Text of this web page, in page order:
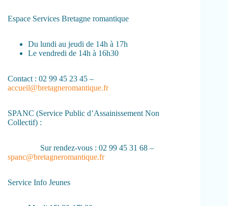
Espace Services Bretagne romantique
Du lundi au jeudi de 14h à 17h
Le vendredi de 14h à 16h30
Contact : 02 99 45 23 45 –
accueil@bretagneromantique.fr
SPANC (Service Public d’Assainissement Non
Collectif) :
Sur rendez-vous : 02 99 45 31 68 –
spanc@bretagneromantique.fr
Service Info Jeunes